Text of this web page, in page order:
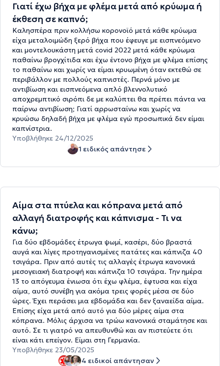
Γιατί έχω βήχα με φλέμα μετά από κρύωμα ή
έκθεση σε καπνό;
Καλησπέρα πριν κολλήσω κορονοϊό μετά κάθε κρύωμα
είχα μεταλοιμώδη ξερό βήχα που έφευγε με εισπνεόμενο
και μοντελουκάστη μετά covid 2022 μετά κάθε κρύωμα
παθαίνω βρογχίτιδα και έχω έντονο βήχα με φλέμα επίσης
το παθαίνω και χωρίς να είμαι κρυωμένη όταν εκτεθώ σε
περιβάλλον με πολλούς καπνιστές. Περνά μόνο με
αντιβίωση και εισπνεόμενα απλό βλεννολυτικό
αποχρεμπτικό σιρόπι δε με καλύπτει θα πρέπει πάντα να
παίρνω αντιβίωση; Γιατί αρρωσταίνω και χωρίς να
κρυώσω δηλαδή βήχα με φλέμα εγώ προσωπικά δεν είμαι
καπνίστρια.
Υποβλήθηκε 24/12/2025
1 ειδικός απάντησε
Αίμα στα πτύελα και κόπρανα μετά από
αλλαγή διατροφής και κάπνισμα - Τι να
κάνω;
Για δύο εβδομάδες έτρωγα ψωμί, κασέρι, δύο βραστά
αυγά και λίγες προτηγανισμένες πατάτες και κάπνιζα 40
τσιγάρα. Πριν από αυτές τις αλλαγές έτρωγα κανονικά
μεσογειακή διατροφή και κάπνιζα 10 τσιγάρα. Την ημέρα
13 το απόγευμα ένιωσα ότι έχω φλέμα, έφτυσα και είχα
αίμα, αυτό συνέβη για ακόμα τρεις φορές μέσα σε δύο
ώρες. Έχει περάσει μια εβδομάδα και δεν ξαναείδα αίμα.
Επίσης είχα μετά από αυτό για δύο μέρες αίμα στα
κόπρανα. Μόλις άρχισα να τρώω κανονικά σταμάτησε και
αυτό. Σε τι γιατρό να απευθυνθώ και αν πιστεύετε ότι
είναι κάτι επείγον. Είμαι στη Γερμανία.
Υποβλήθηκε 23/05/2025
4 ειδικοί απάντησαν